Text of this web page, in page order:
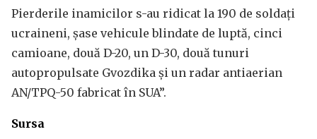
Pierderile inamicilor s-au ridicat la 190 de soldați
ucraineni, șase vehicule blindate de luptă, cinci
camioane, două D-20, un D-30, două tunuri
autopropulsate Gvozdika și un radar antiaerian
AN/TPQ-50 fabricat în SUA”.
Sursa